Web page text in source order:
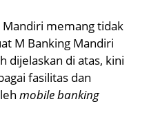
Mandiri memang tidak
M Banking Mandiri
dijelaskan di atas, kini
fasilitas dan
mobile banking